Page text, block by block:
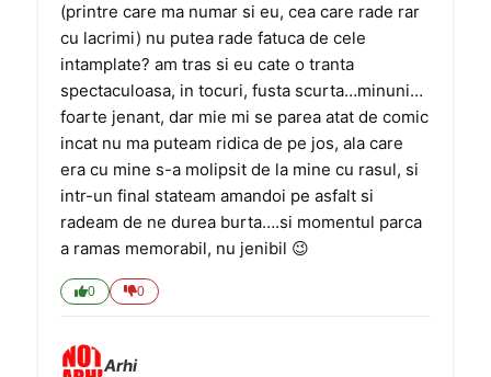
(printre care ma numar si eu, cea care rade rar
cu lacrimi) nu putea rade fatuca de cele
intamplate? am tras si eu cate o tranta
spectaculoasa, in tocuri, fusta scurta…minuni…
foarte jenant, dar mie mi se parea atat de comic
incat nu ma puteam ridica de pe jos, ala care
era cu mine s-a molipsit de la mine cu rasul, si
intr-un final stateam amandoi pe asfalt si
radeam de ne durea burta….si momentul parca
a ramas memorabil, nu jenibil 😉
0 0
Arhi